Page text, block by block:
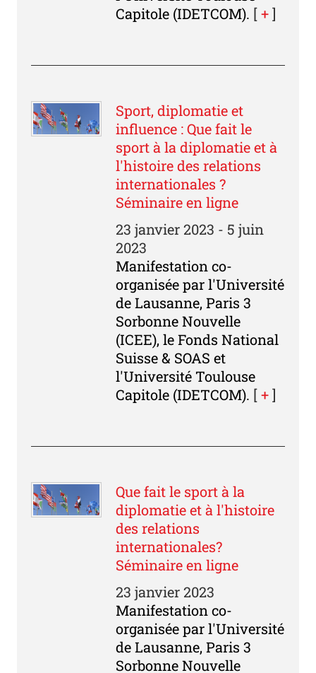
Capitole (IDETCOM). [+]
Sport, diplomatie et
influence : Que fait le
sport à la diplomatie et à
l'histoire des relations
internationales ?
Séminaire en ligne
23 janvier 2023 - 5 juin
2023
Manifestation co-
organisée par l'Université
de Lausanne, Paris 3
Sorbonne Nouvelle
(ICEE), le Fonds National
Suisse & SOAS et
l'Université Toulouse
Capitole (IDETCOM). [+]
Que fait le sport à la
diplomatie et à l'histoire
des relations
internationales?
Séminaire en ligne
23 janvier 2023
Manifestation co-
organisée par l'Université
de Lausanne, Paris 3
Sorbonne Nouvelle